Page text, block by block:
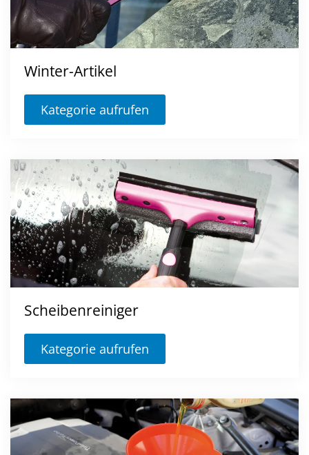
Winter-Artikel
Kategorie aufrufen
Scheibenreiniger
Kategorie aufrufen